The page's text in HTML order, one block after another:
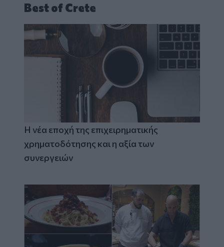
Best of Crete
Η νέα εποχή της επιχειρηματικής
χρηματοδότησης και η αξία των
συνεργειών